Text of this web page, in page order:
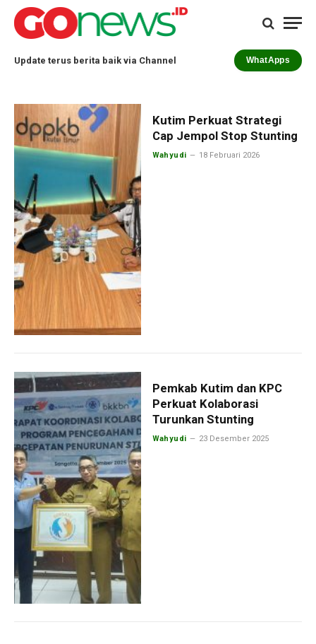
Update terus berita baik via Channel WhatApps
Kutim Perkuat Strategi
Cap Jempol Stop Stunting
Wahyudi 18 Februari 2026
Pemkab Kutim dan KPC
Perkuat Kolaborasi
Turunkan Stunting
Wahyudi 23 Desember 2025